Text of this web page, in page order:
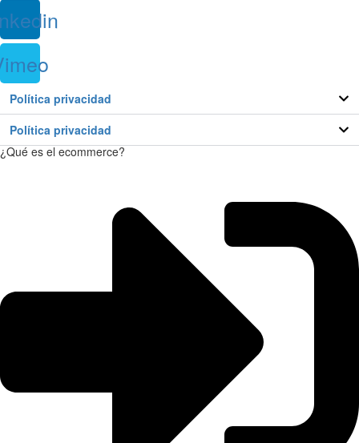
Política privacidad
Política privacidad
¿Qué es el ecommerce?